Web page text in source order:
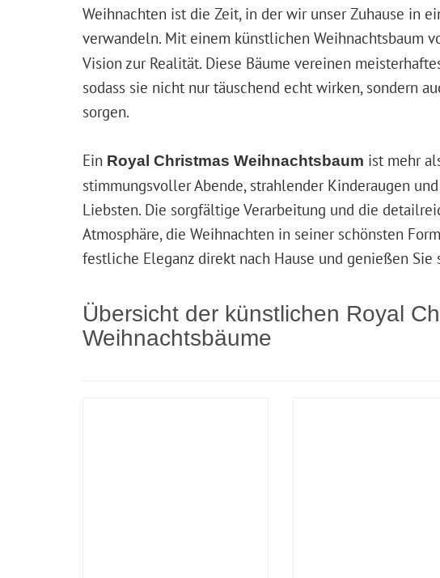
Weihnachten ist die Zeit, in der wir unser Zuhause in
verwandeln. Mit einem künstlichen Weihnachtsbaum
Vision zur Realität. Diese Bäume vereinen
sodass sie nicht nur täuschend echt wirken, sondern
sorgen.
Ein Royal Christmas Weihnachtsbaum ist mehr
stimmungsvoller Abende, strahlender Kinderaugen
Liebsten. Die sorgfältige Verarbeitung und die
Atmosphäre, die Weihnachten in seiner schönsten
festliche Eleganz direkt nach Hause und genießen Sie
Übersicht der künstlichen Royal
Weihnachtsbäume